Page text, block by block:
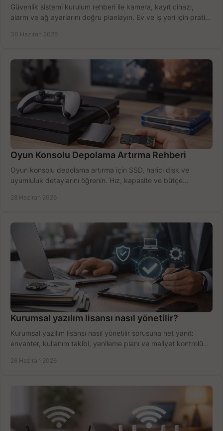
Güvenlik sistemi kurulum rehberi ile kamera, kayıt cihazı,
alarm ve ağ ayarlarını doğru planlayın. Ev ve iş yeri için pratik
30 Haziran 2026
Oyun Konsolu Depolama Artırma Rehberi
Oyun konsolu depolama artırma için SSD, harici disk ve
uyumluluk detaylarını öğrenin. Hız, kapasite ve bütçe
28 Haziran 2026
Kurumsal yazılım lisansı nasıl yönetilir?
Kurumsal yazılım lisansı nasıl yönetilir sorusuna net yanıt:
envanter, kullanım takibi, yenileme planı ve maliyet kontrolü
26 Haziran 2026